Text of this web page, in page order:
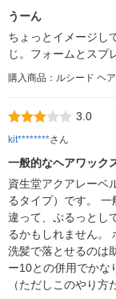
うーん
ちょっとイメージし
じ。フォームとスプ
購入商品：ルシード ヘ
3.0
kit********さん
一般的なヘアワック
資生堂アクアレーベ
るタイプ）です。 一
違って、ぷるっとし
るかもしれません。
洗髪で落とせるのは
ー10との併用でかな
（ただしこのやり